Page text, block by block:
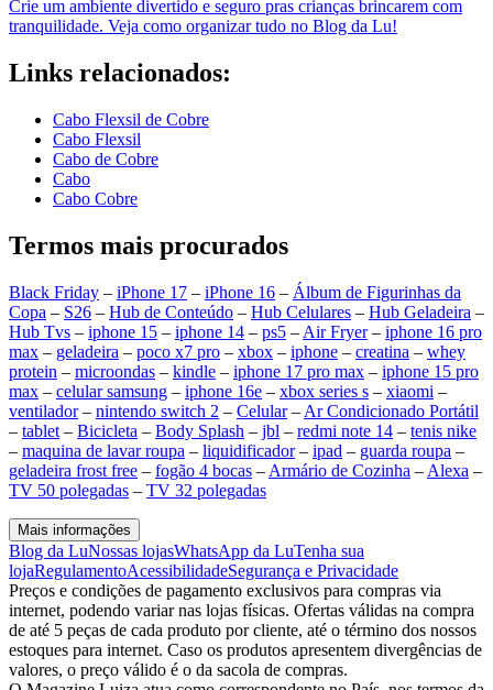
Crie um ambiente divertido e seguro pras crianças brincarem com
tranquilidade. Veja como organizar tudo no Blog da Lu!
Links relacionados:
Cabo Flexsil de Cobre
Cabo Flexsil
Cabo de Cobre
Cabo
Cabo Cobre
Termos mais procurados
Black Friday – iPhone 17 – iPhone 16 – Álbum de Figurinhas da
Copa – S26 – Hub de Conteúdo – Hub Celulares – Hub Geladeira –
Hub Tvs – iphone 15 – iphone 14 – ps5 – Air Fryer– iphone 16 pro
max – geladeira – poco x7 pro – xbox – iphone – creatina – whey
protein – microondas – kindle – iphone 17 pro max – iphone 15 pro
max – celular samsung – iphone 16e – xbox series s – xiaomi –
ventilador– nintendo switch 2 – Celular– Ar Condicionado Portátil
– tablet – Bicicleta – Body Splash – jbl – redmi note 14 – tenis nike
– maquina de lavar roupa – liquidificador– ipad – guarda roupa –
geladeira frost free – fogão 4 bocas – Armário de Cozinha – Alexa –
TV 50 polegadas – TV 32 polegadas
Mais informações
Blog da LuNossas lojasWhatsApp da LuTenha sua
lojaRegulamentoAcessibilidadeSegurança e Privacidade
Preços e condições de pagamento exclusivos para compras via
internet, podendo variar nas lojas físicas. Ofertas válidas na compra
de até 5 peças de cada produto por cliente, até o término dos nossos
estoques para internet. Caso os produtos apresentem divergências de
valores, o preço válido é o da sacola de compras.